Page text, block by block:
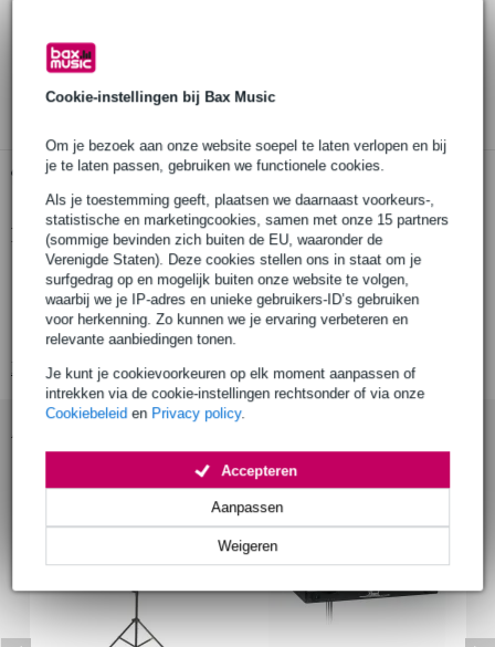
Cookie-instellingen bij Bax Music
Om je bezoek aan onze website soepel te laten verlopen en bij
je te laten passen, gebruiken we functionele cookies.
Als je toestemming geeft, plaatsen we daarnaast voorkeurs-,
statistische en marketingcookies, samen met onze 15 partners
(sommige bevinden zich buiten de EU, waaronder de
Verenigde Staten). Deze cookies stellen ons in staat om je
surfgedrag op en mogelijk buiten onze website te volgen,
waarbij we je IP-adres en unieke gebruikers-ID’s gebruiken
voor herkenning. Zo kunnen we je ervaring verbeteren en
relevante aanbiedingen tonen.
Je kunt je cookievoorkeuren op elk moment aanpassen of
intrekken via de cookie-instellingen rechtsonder of via onze
Cookiebeleid en Privacy policy.
Weigeren
Aanpassen
Accepteren
30 dagen 'niet goed geld terug' garantie
Gratis ophalen in de winkel
Productinformatie
Vic Firth M6 mallets voor xylofoon en klokkenspel
harde kunststof kop
oerdegelijke kunststof bol (phenol)
Bekijk alle productspecificaties